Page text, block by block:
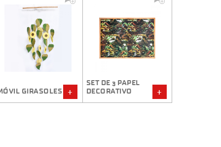
SET DE 3 PAPEL
DECORATIVO
CHOLITOS
ANDINOS